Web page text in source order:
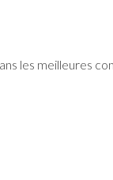
les meilleures